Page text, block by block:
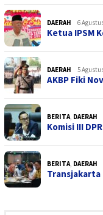
DAERAH 6
Ketua IPSM
DAERAH 5
AKBP Fiki
BERITA, DAERAH
Komisi III
BERITA, DAERAH